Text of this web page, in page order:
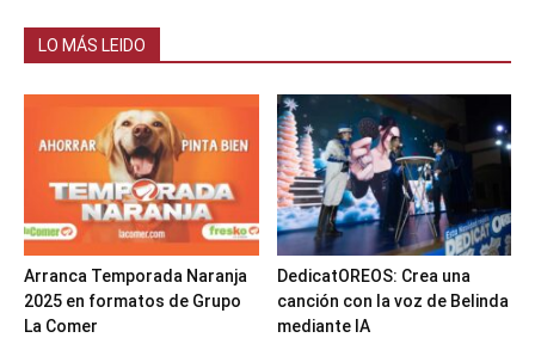
LO MÁS LEIDO
Arranca Temporada Naranja
2025 en formatos de Grupo
La Comer
DedicatOREOS: Crea una
canción con la voz de Belinda
mediante IA